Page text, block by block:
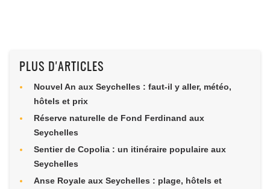
PLUS D'ARTICLES
Nouvel An aux Seychelles : faut-il y aller, météo,
hôtels et prix
Réserve naturelle de Fond Ferdinand aux
Seychelles
Sentier de Copolia : un itinéraire populaire aux
Seychelles
Anse Royale aux Seychelles : plage, hôtels et